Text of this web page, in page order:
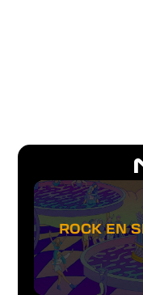
ROCK EN